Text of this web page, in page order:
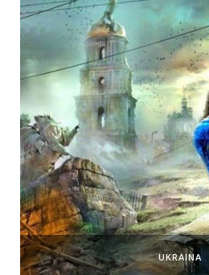
UKRAINA